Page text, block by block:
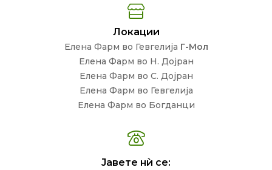
Локации
Елена Фарм во Гевгелија Г-Мол
Елена Фарм во Н. Дојран
Елена Фарм во С. Дојран
Елена Фарм во Гевгелија
Елена Фарм во Богданци
Јавете нѝ се: